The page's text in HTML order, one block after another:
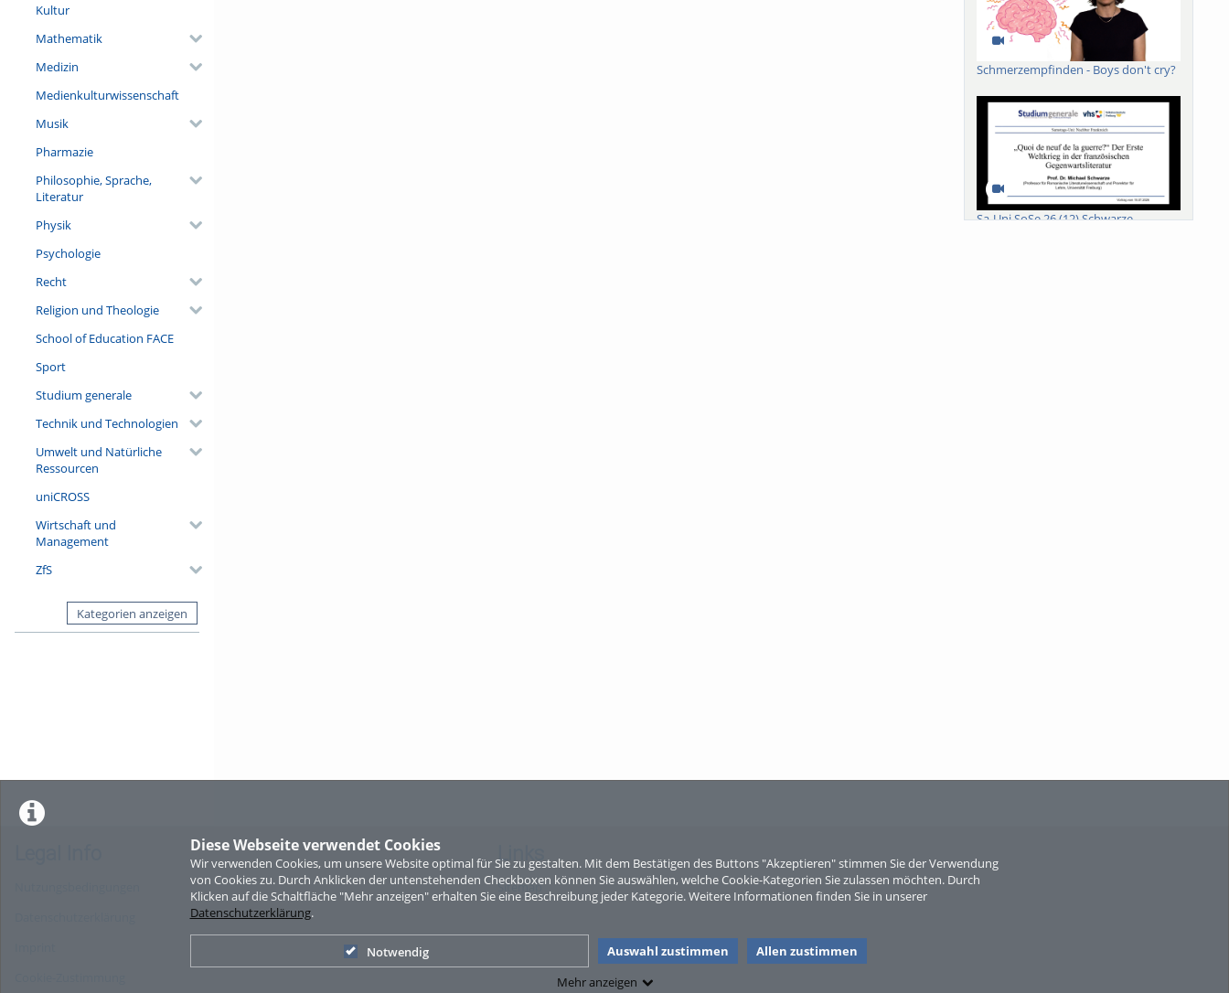
Diese Webseite verwendet Cookies
Wir verwenden Cookies, um unsere Website optimal für Sie zu gestalten. Mit dem Bestätigen des Buttons "Akzeptieren" stimmen Sie der Verwendung
von Cookies zu. Durch Anklicken der untenstehenden Checkboxen können Sie auswählen, welche Cookie-Kategorien Sie zulassen möchten. Durch
Klicken auf die Schaltfläche "Mehr anzeigen" erhalten Sie eine Beschreibung jeder Kategorie. Weitere Informationen finden Sie in unserer
Datenschutzerklärung.
Notwendig Auswahl zustimmen
Allen zustimmen
Mehr anzeigen
Kultur
Mathematik
Medizin
Medienkulturwissenschaft
Musik
Pharmazie
Philosophie, Sprache,
Literatur
Physik
Psychologie
Recht
Religion und Theologie
School of Education FACE
Sport
Studium generale
Technik und Technologien
Umwelt und Natürliche
Ressourcen
uniCROSS
Wirtschaft und
Management
ZfS
Kategorien anzeigen
Schmerzempfinden - Boys don't cry?
Sa-Uni SoSe 26 (12) Schwarze
Sperber
Links
Sitemap